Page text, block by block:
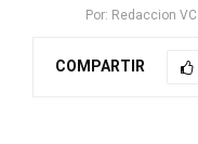
Por: Redaccion VC
COMPARTIR